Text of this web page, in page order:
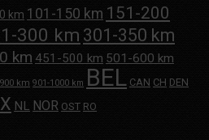
km 101-150 km 151-200
300 km 301-350 km
km 451-500 km 501-600 km
km 901-1000 km BEL CAN CH DEN
NL NOR OST RO